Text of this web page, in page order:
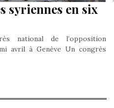
syriennes en six
national de l’opposition
avril à Genève Un congrès